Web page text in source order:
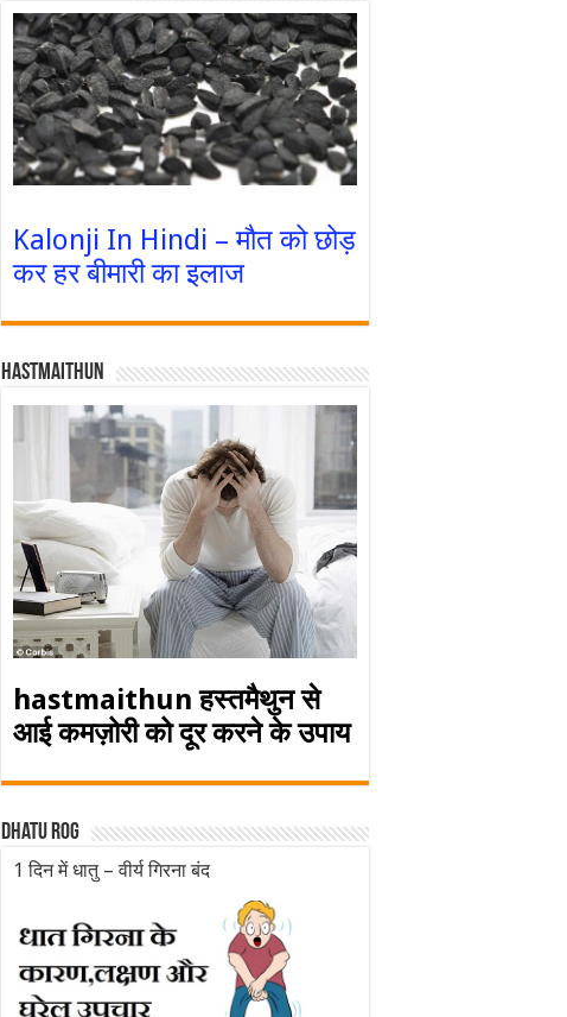
Kalonji In Hindi – मौत को छोड़
कर हर बीमारी का इलाज
Hastmaithun
hastmaithun हस्तमैथुन से
आई कमज़ोरी को दूर करने के उपाय
Dhatu rog
1 दिन में धातु – वीर्य गिरना बंद